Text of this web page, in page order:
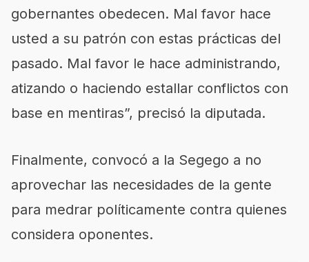
gobernantes obedecen. Mal favor hace
usted a su patrón con estas prácticas del
pasado. Mal favor le hace administrando,
atizando o haciendo estallar conflictos con
base en mentiras”, precisó la diputada.
Finalmente, convocó a la Segego a no
aprovechar las necesidades de la gente
para medrar políticamente contra quienes
considera oponentes.